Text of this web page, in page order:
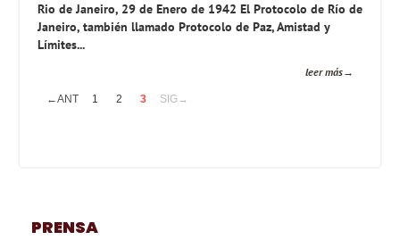
Rio de Janeiro, 29 de Enero de 1942 El Protocolo de Río de
Janeiro, también llamado Protocolo de Paz, Amistad y
Límites...
leer más
←ANT 1 2 3 SIG→
PRENSA